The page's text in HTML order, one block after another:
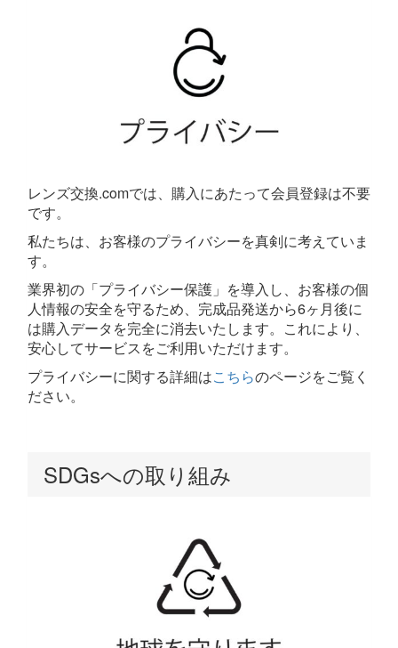
レンズ交換.comでは、購入にあたって会員登録は不要
です。
私たちは、お客様のプライバシーを真剣に考えていま
す。
業界初の「プライバシー保護」を導入し、お客様の個
人情報の安全を守るため、完成品発送から6ヶ月後に
は購入データを完全に消去いたします。これにより、
安心してサービスをご利用いただけます。
プライバシーに関する詳細はこちらのページをご覧く
ださい。
SDGsへの取り組み